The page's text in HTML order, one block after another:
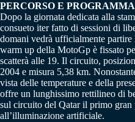
PERCORSO E PROGRAMMA
Dopo la giornata dedicata alla
consueto iter fatto di sessioni di
domani vedrà ufficialmente
warm up della MotoGp è fissato
scatterà alle 19. Il circuito,
2004 e misura 5,38 km.
vista delle temperature e della
offre un lunghissimo rettilineo di
sul circuito del Qatar il primo
all’illuminazione artificiale.